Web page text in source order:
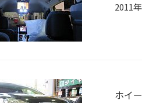
2011
ホイ